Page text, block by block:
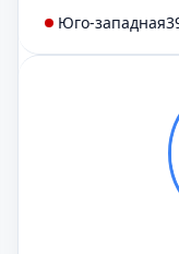
Юго-западная